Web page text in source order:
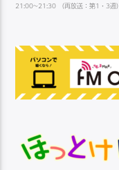
21:00~21:30 （再放送：第1・3週）